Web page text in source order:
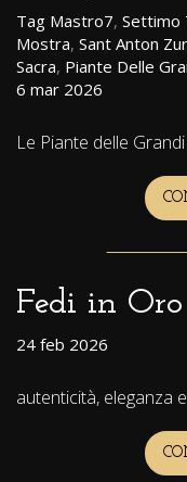
Tag Mastro7 Settimo
Mostra Sant Anton
Sacra Piante Delle
6 mar 2026
Le Piante delle
Fedi in
24 feb 2026
autenticità, eleganza